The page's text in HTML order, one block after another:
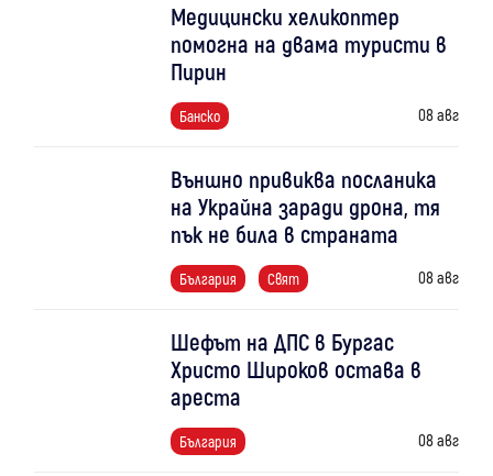
Медицински хеликоптер
помогна на двама туристи в
Пирин
Банско 08 авг
Външно привиква посланика
на Украйна заради дрона, тя
пък не била в страната
България Свят 08 авг
Шефът на ДПС в Бургас
Христо Широков остава в
ареста
България 08 авг